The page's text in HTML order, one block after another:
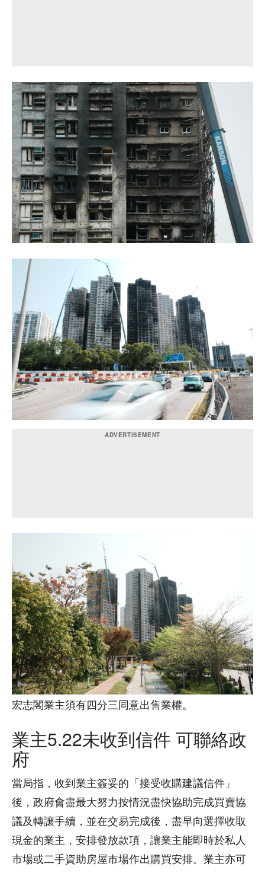
宏志閣業主須有四分三同意出售業權。
業主5.22未收到信件 可聯絡政
府
當局指，收到業主簽妥的「接受收購建議信件」
後，政府會盡最大努力按情況盡快協助完成買賣協
議及轉讓手續，並在交易完成後，盡早向選擇收取
現金的業主，安排發放款項，讓業主能即時於私人
市場或二手資助房屋市場作出購買安排。業主亦可